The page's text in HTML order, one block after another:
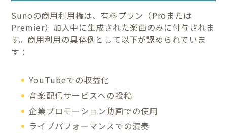
Sunoの商用利用権は、有料プラン（Proまたは
Premier）加入中に生成された楽曲のみに付与されま
す。商用利用の具体例として以下が認められていま
す：
YouTubeでの収益化
音楽配信サービスへの投稿
企業プロモーション動画での使用
ライブパフォーマンスでの演奏